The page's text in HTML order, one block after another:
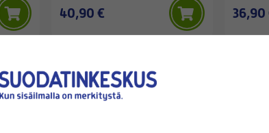
40,90 € 36,90